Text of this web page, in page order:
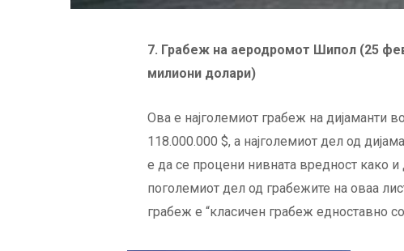
7. Грабеж на аеродромот Шипол (25
милиони долари)
Ова е најголемиот грабеж на дијаманти
118.000.000 $, а најголемиот дел од
е да се процени нивната вредност како
поголемиот дел од грабежите на оваа
грабеж е “класичен грабеж едноставно